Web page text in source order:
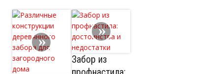
Забор из